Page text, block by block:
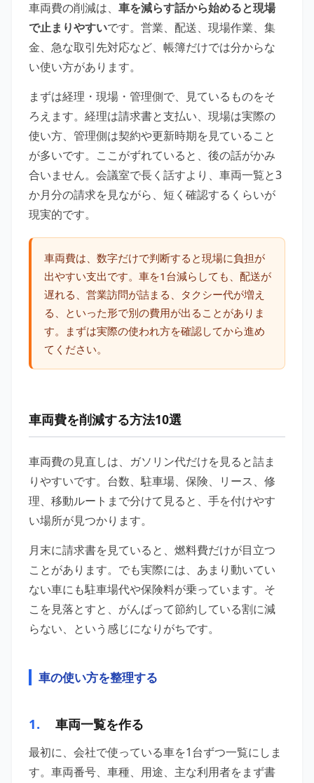
車両費の削減は、 車を減らす話から始めると現場
で止まりやすいです。営業、配送、現場作業、集
金、急な取引先対応など、帳簿だけでは分からな
い使い方があります。
まずは経理・現場・管理側で、見ているものをそ
ろえます。経理は請求書と支払い、現場は実際の
使い方、管理側は契約や更新時期を見ていること
が多いです。ここがずれていると、後の話がかみ
合いません。会議室で長く話すより、車両一覧と3
か月分の請求を見ながら、短く確認するくらいが
現実的です。
車両費は、数字だけで判断すると現場に負担が
出やすい支出です。車を1台減らしても、配送が
遅れる、営業訪問が詰まる、タクシー代が増え
る、といった形で別の費用が出ることがありま
す。まずは実際の使われ方を確認してから進め
てください。
車両費を削減する方法10選
車両費の見直しは、ガソリン代だけを見ると詰ま
りやすいです。台数、駐車場、保険、リース、修
理、移動ルートまで分けて見ると、手を付けやす
い場所が見つかります。
月末に請求書を見ていると、燃料費だけが目立つ
ことがあります。でも実際には、あまり動いてい
ない車にも駐車場代や保険料が乗っています。そ
こを見落とすと、がんばって節約している割に減
らない、という感じになりがちです。
車の使い方を整理する
1. 車両一覧を作る
最初に、会社で使っている車を1台ずつ一覧にしま
す。車両番号、車種、用途、主な利用者をまず書